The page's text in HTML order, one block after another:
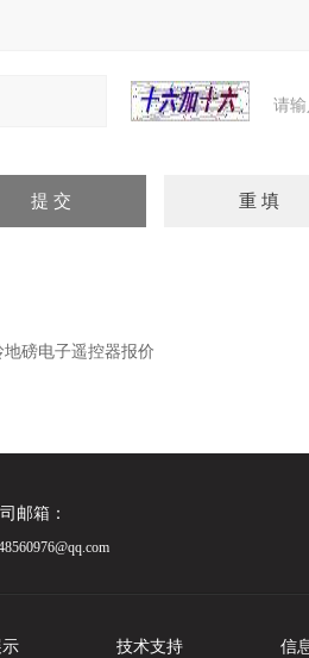
请
磅电子遥控器报价
邮箱：
技术支持 信